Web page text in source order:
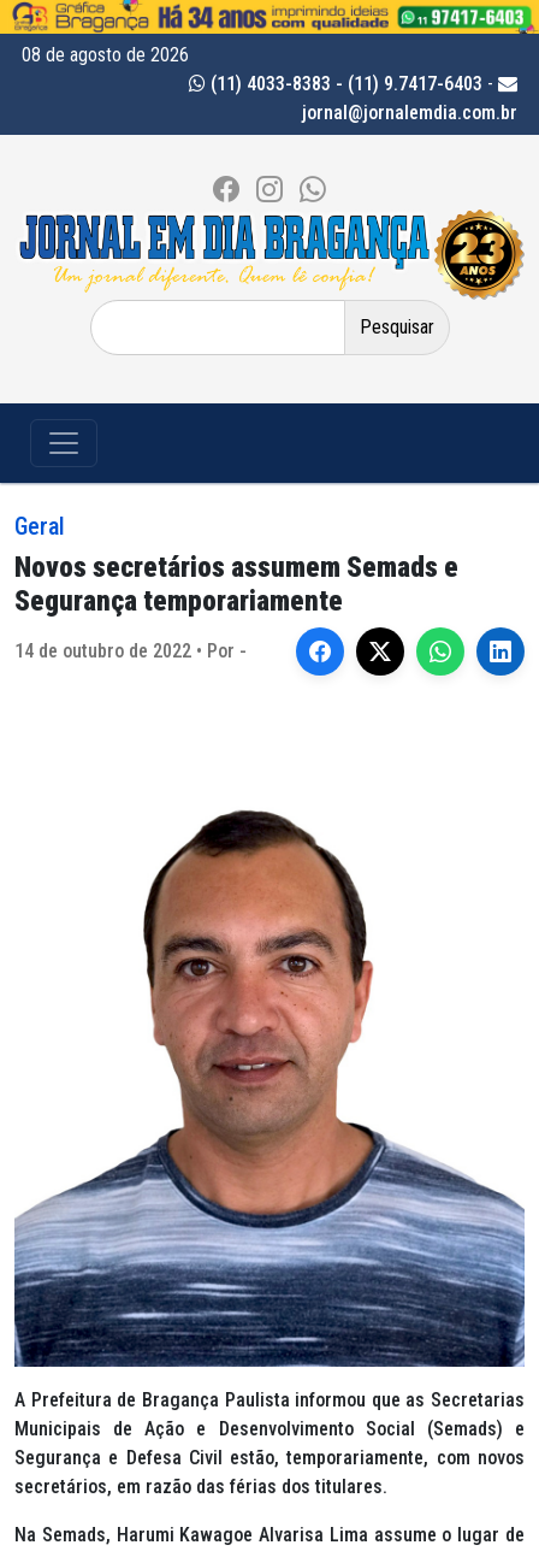
08 de agosto de 2026
(11) 4033-8383 - (11) 9.7417-6403 -
jornal@jornalemdia.com.br
Pesquisar
por:
Geral
Novos secretários assumem Semads e
Segurança temporariamente
14 de outubro de 2022 • Por -
A Prefeitura de Bragança Paulista informou que as Secretarias
Municipais de Ação e Desenvolvimento Social (Semads) e
Segurança e Defesa Civil estão, temporariamente, com novos
secretários, em razão das férias dos titulares.
Na Semads, Harumi Kawagoe Alvarisa Lima assume o lugar de